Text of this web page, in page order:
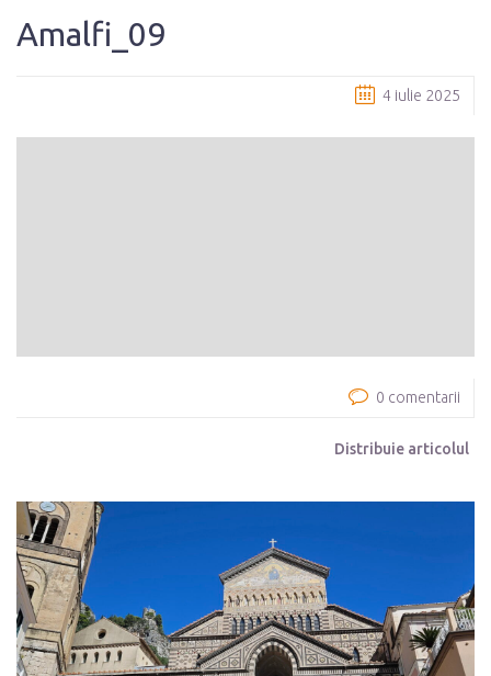
Amalfi_09
4 iulie 2025
0 comentarii
Distribuie articolul